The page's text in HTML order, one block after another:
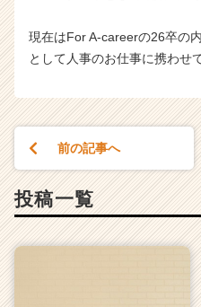
現在はFor A-careerの26卒の
として人事のお仕事に携わせ
前の記事へ
投稿一覧